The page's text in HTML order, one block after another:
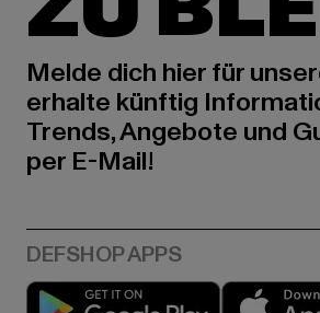
Melde dich hier für
erhalte künftig
Trends, Angebote und
per E-Mail!
Play market